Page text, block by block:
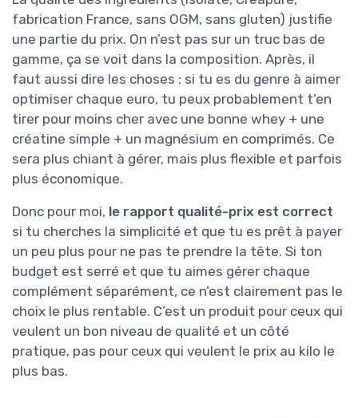
fabrication France, sans OGM, sans gluten) justifie
une partie du prix. On n’est pas sur un truc bas de
gamme, ça se voit dans la composition. Après, il
faut aussi dire les choses : si tu es du genre à aimer
optimiser chaque euro, tu peux probablement t’en
tirer pour moins cher avec une bonne whey + une
créatine simple + un magnésium en comprimés. Ce
sera plus chiant à gérer, mais plus flexible et parfois
plus économique.
Donc pour moi, le rapport qualité-prix est correct
si tu cherches la simplicité et que tu es prêt à payer
un peu plus pour ne pas te prendre la tête. Si ton
budget est serré et que tu aimes gérer chaque
complément séparément, ce n’est clairement pas le
choix le plus rentable. C’est un produit pour ceux qui
veulent un bon niveau de qualité et un côté
pratique, pas pour ceux qui veulent le prix au kilo le
plus bas.